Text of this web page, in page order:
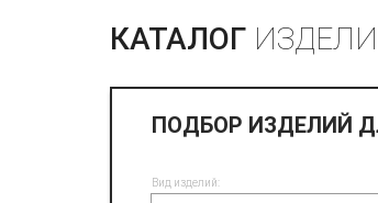
КАТАЛОГ
ПОДБОР ИЗДЕЛИЙ
Вид изделий: